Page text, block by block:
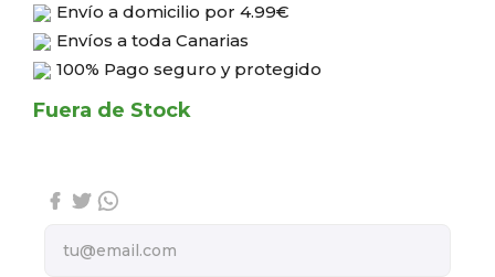
Envío a domicilio por 4.99€
Envíos a toda Canarias
100% Pago seguro y protegido
Fuera de Stock